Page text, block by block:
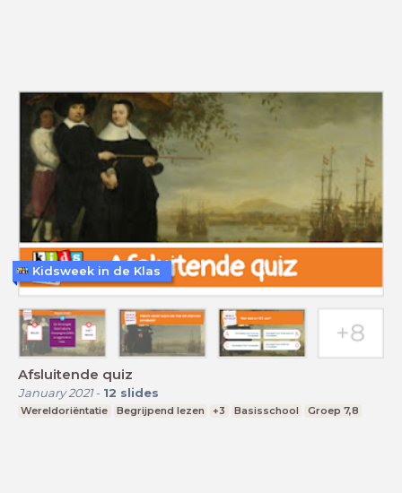
Afsluitende quiz
January 2021- 12 slides
Wereldoriëntatie Begrijpend lezen +3 Basisschool Groep 7,8
Kidsweek in de Klas